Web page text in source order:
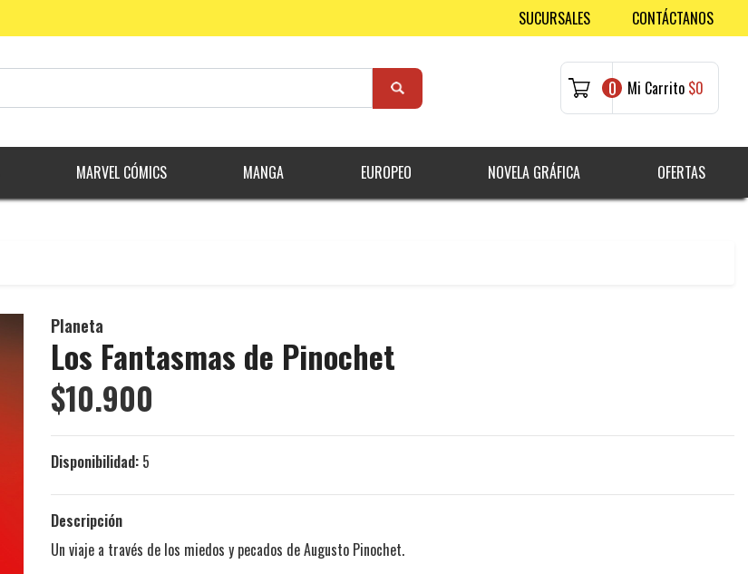
SUCURSALES CONTÁCTANOS
0 Mi Carrito $0
MARVEL CÓMICS MANGA EUROPEO NOVELA GRÁFICA OFERTAS
Planeta
Los Fantasmas de Pinochet
$10.900
Disponibilidad: 5
Descripción
Un viaje a través de los miedos y pecados de Augusto Pinochet.